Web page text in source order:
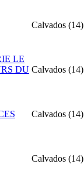
Calvados (14)
LE
DU Calvados (14)
Calvados (14)
Calvados (14)